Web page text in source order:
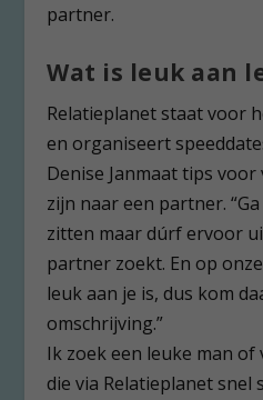
partner.
Wat is leuk aan
Relatieplanet staat voor
en organiseert
Denise Janmaat tips
zijn naar een partner.
zitten maar dúrf ervoor
partner zoekt. En op
leuk aan je is, dus kom
omschrijving.”
Ik zoek een leuke man
die via Relatieplanet snel